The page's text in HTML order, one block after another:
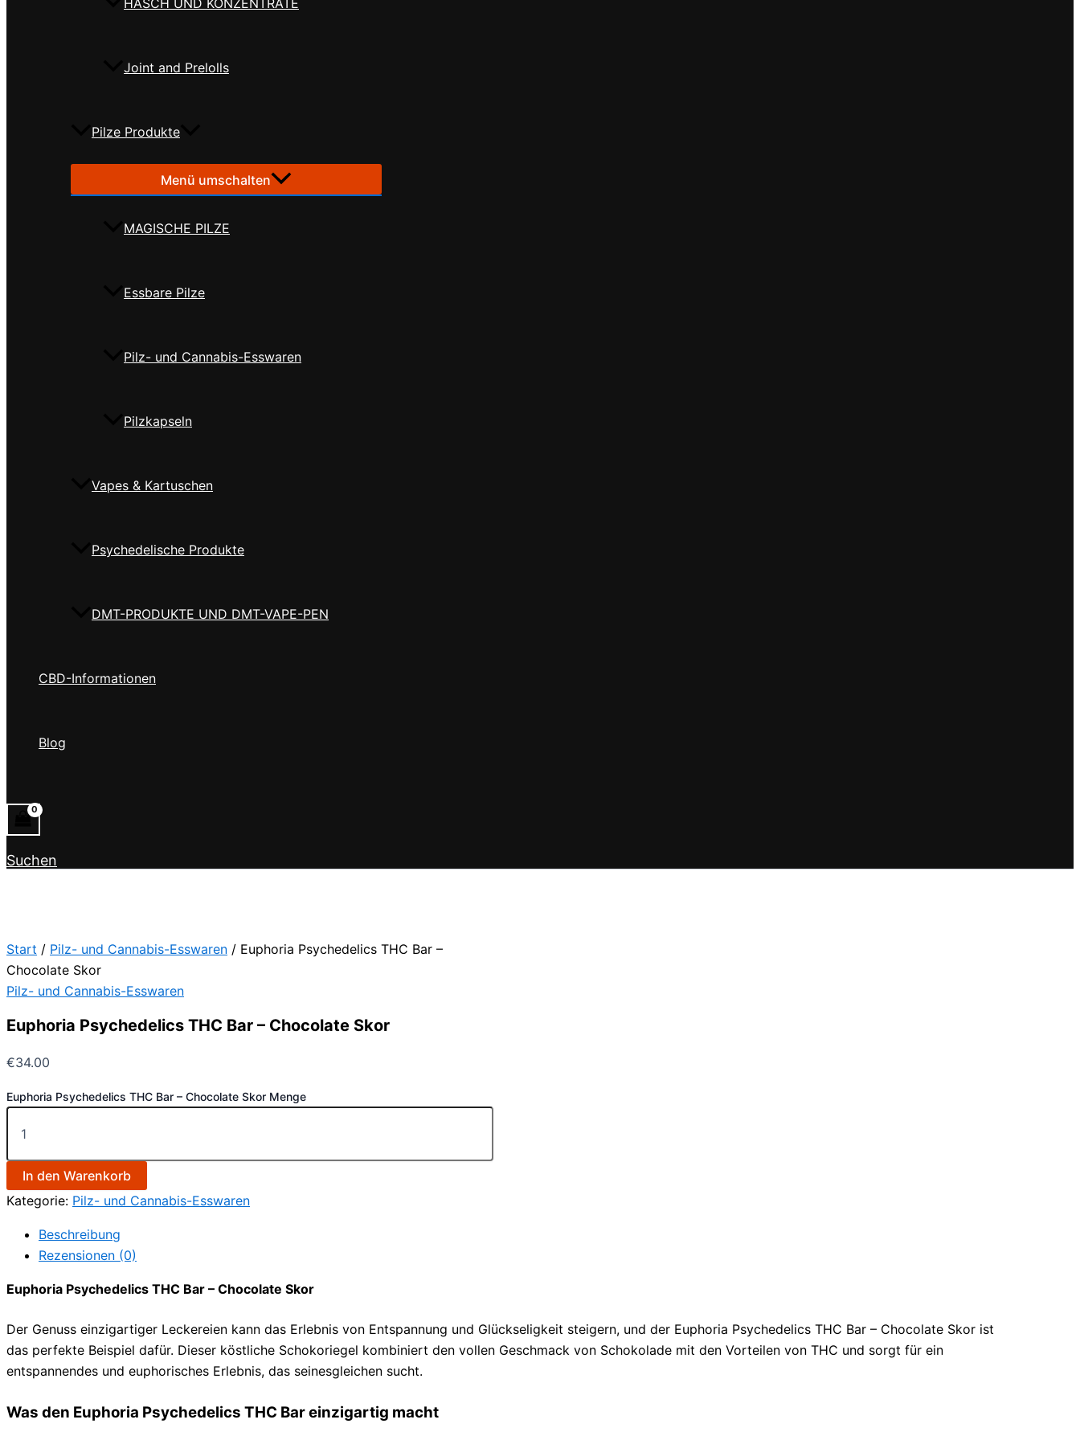
HASCH UND KONZENTRATE
Joint and Prelolls
Pilze Produkte
Menü umschalten
MAGISCHE PILZE
Essbare Pilze
Pilz- und Cannabis-Esswaren
Pilzkapseln
Vapes & Kartuschen
Psychedelische Produkte
DMT-PRODUKTE UND DMT-VAPE-PEN
CBD-Informationen
Blog
Suchen
Start / Pilz- und Cannabis-Esswaren / Euphoria Psychedelics THC Bar –
Chocolate Skor
Pilz- und Cannabis-Esswaren
Euphoria Psychedelics THC Bar – Chocolate Skor
€34.00
Euphoria Psychedelics THC Bar – Chocolate Skor Menge
In den Warenkorb
Kategorie: Pilz- und Cannabis-Esswaren
Beschreibung
Rezensionen (0)
Euphoria Psychedelics THC Bar – Chocolate Skor
Der Genuss einzigartiger Leckereien kann das Erlebnis von Entspannung und Glückseligkeit steigern, und der Euphoria Psychedelics THC Bar – Chocolate Skor ist
das perfekte Beispiel dafür. Dieser köstliche Schokoriegel kombiniert den vollen Geschmack von Schokolade mit den Vorteilen von THC und sorgt für ein
entspannendes und euphorisches Erlebnis, das seinesgleichen sucht.
Was den Euphoria Psychedelics THC Bar einzigartig macht